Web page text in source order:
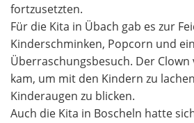
fortzusetzten.
Für die Kita in Übach gab es zur
Kinderschminken, Popcorn und
Überraschungsbesuch. Der Clown
kam, um mit den Kindern zu
Kinderaugen zu blicken.
Auch die Kita in Boscheln hatte